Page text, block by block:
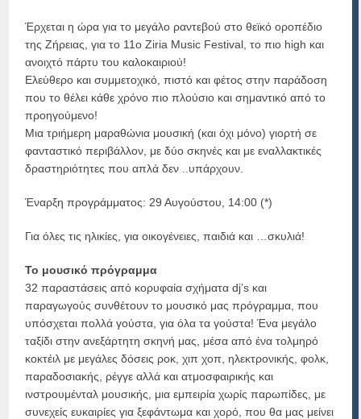
Έρχεται η ώρα για το μεγάλο ραντεβού στο θεϊκό οροπέδιο
της Ζήρειας, για το 11o Ziria Music Festival, το πιο high και
ανοιχτό πάρτυ του καλοκαιριού!
Ελεύθερο και συμμετοχικό, πιστό και φέτος στην παράδοση
που το θέλει κάθε χρόνο πιο πλούσιο και σημαντικό από το
προηγούμενο!
Μια τριήμερη μαραθώνια μουσική (και όχι μόνο) γιορτή σε
φανταστικό περιβάλλον, με δύο σκηνές και με εναλλακτικές
δραστηριότητες που απλά δεν ..υπάρχουν.
Έναρξη προγράμματος: 29 Αυγούστου, 14:00 (*)
Για όλες τις ηλικίες, για οικογένειες, παιδιά και …σκυλιά!
Το μουσικό πρόγραμμα
32 παραστάσεις από κορυφαία σχήματα dj’s και
παραγωγούς συνθέτουν το μουσικό μας πρόγραμμα, που
υπόσχεται πολλά γούστα, για όλα τα γούστα! Ένα μεγάλο
ταξίδι στην ανεξάρτητη σκηνή μας, μέσα από ένα τολμηρό
κοκτέιλ με μεγάλες δόσεις ροκ, χιπ χοπ, ηλεκτρονικής, φολκ,
παραδοσιακής, ρέγγε αλλά και ατμοσφαιρικής και
ινστρουμένταλ μουσικής, μια εμπειρία χωρίς παρωπίδες, με
συνεχείς ευκαιρίες για ξεφάντωμα και χορό, που θα μας μείνει